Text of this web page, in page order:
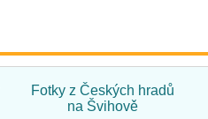
Fotky z Českých hradů
na Švihově